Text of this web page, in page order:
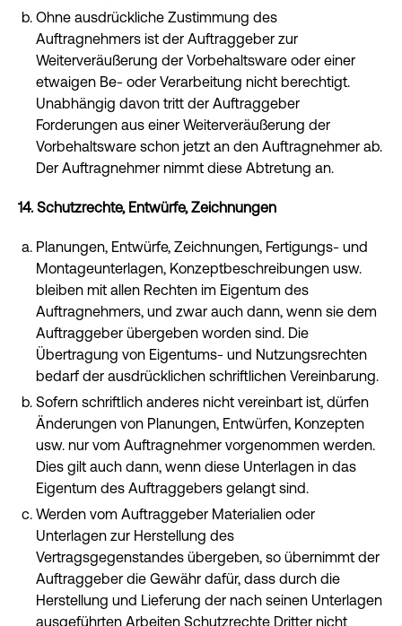
Ohne ausdrückliche Zustimmung des
Auftragnehmers ist der Auftraggeber zur
Weiterveräußerung der Vorbehaltsware oder einer
etwaigen Be- oder Verarbeitung nicht berechtigt.
Unabhängig davon tritt der Auftraggeber
Forderungen aus einer Weiterveräußerung der
Vorbehaltsware schon jetzt an den Auftragnehmer ab.
Der Auftragnehmer nimmt diese Abtretung an.
14. Schutzrechte, Entwürfe, Zeichnungen
Planungen, Entwürfe, Zeichnungen, Fertigungs- und
Montageunterlagen, Konzeptbeschreibungen usw.
bleiben mit allen Rechten im Eigentum des
Auftragnehmers, und zwar auch dann, wenn sie dem
Auftraggeber übergeben worden sind. Die
Übertragung von Eigentums- und Nutzungsrechten
bedarf der ausdrücklichen schriftlichen Vereinbarung.
Sofern schriftlich anderes nicht vereinbart ist, dürfen
Änderungen von Planungen, Entwürfen, Konzepten
usw. nur vom Auftragnehmer vorgenommen werden.
Dies gilt auch dann, wenn diese Unterlagen in das
Eigentum des Auftraggebers gelangt sind.
Werden vom Auftraggeber Materialien oder
Unterlagen zur Herstellung des
Vertragsgegenstandes übergeben, so übernimmt der
Auftraggeber die Gewähr dafür, dass durch die
Herstellung und Lieferung der nach seinen Unterlagen
ausgeführten Arbeiten Schutzrechte Dritter nicht